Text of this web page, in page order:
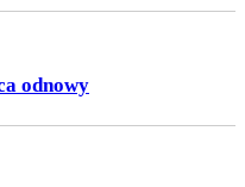
odnowy